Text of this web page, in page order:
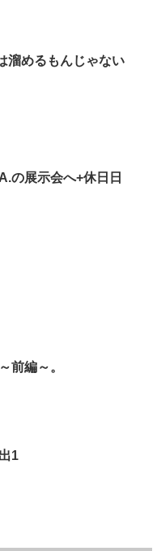
溜めるもんじゃない
の展示会へ+休日日
前編～。
1